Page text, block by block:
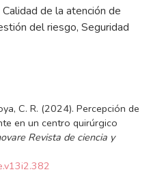
Calidad de la atención de
del riesgo Seguridad
C. R. (2024). Percepción de
en un centro quirúrgico
Revista de ciencia y